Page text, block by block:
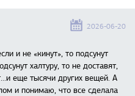
2026-06-20
и не «кинут», то подсунут
халтуру, то не доставят,
еще тысячи других вещей. А
и понимаю, что все сделала